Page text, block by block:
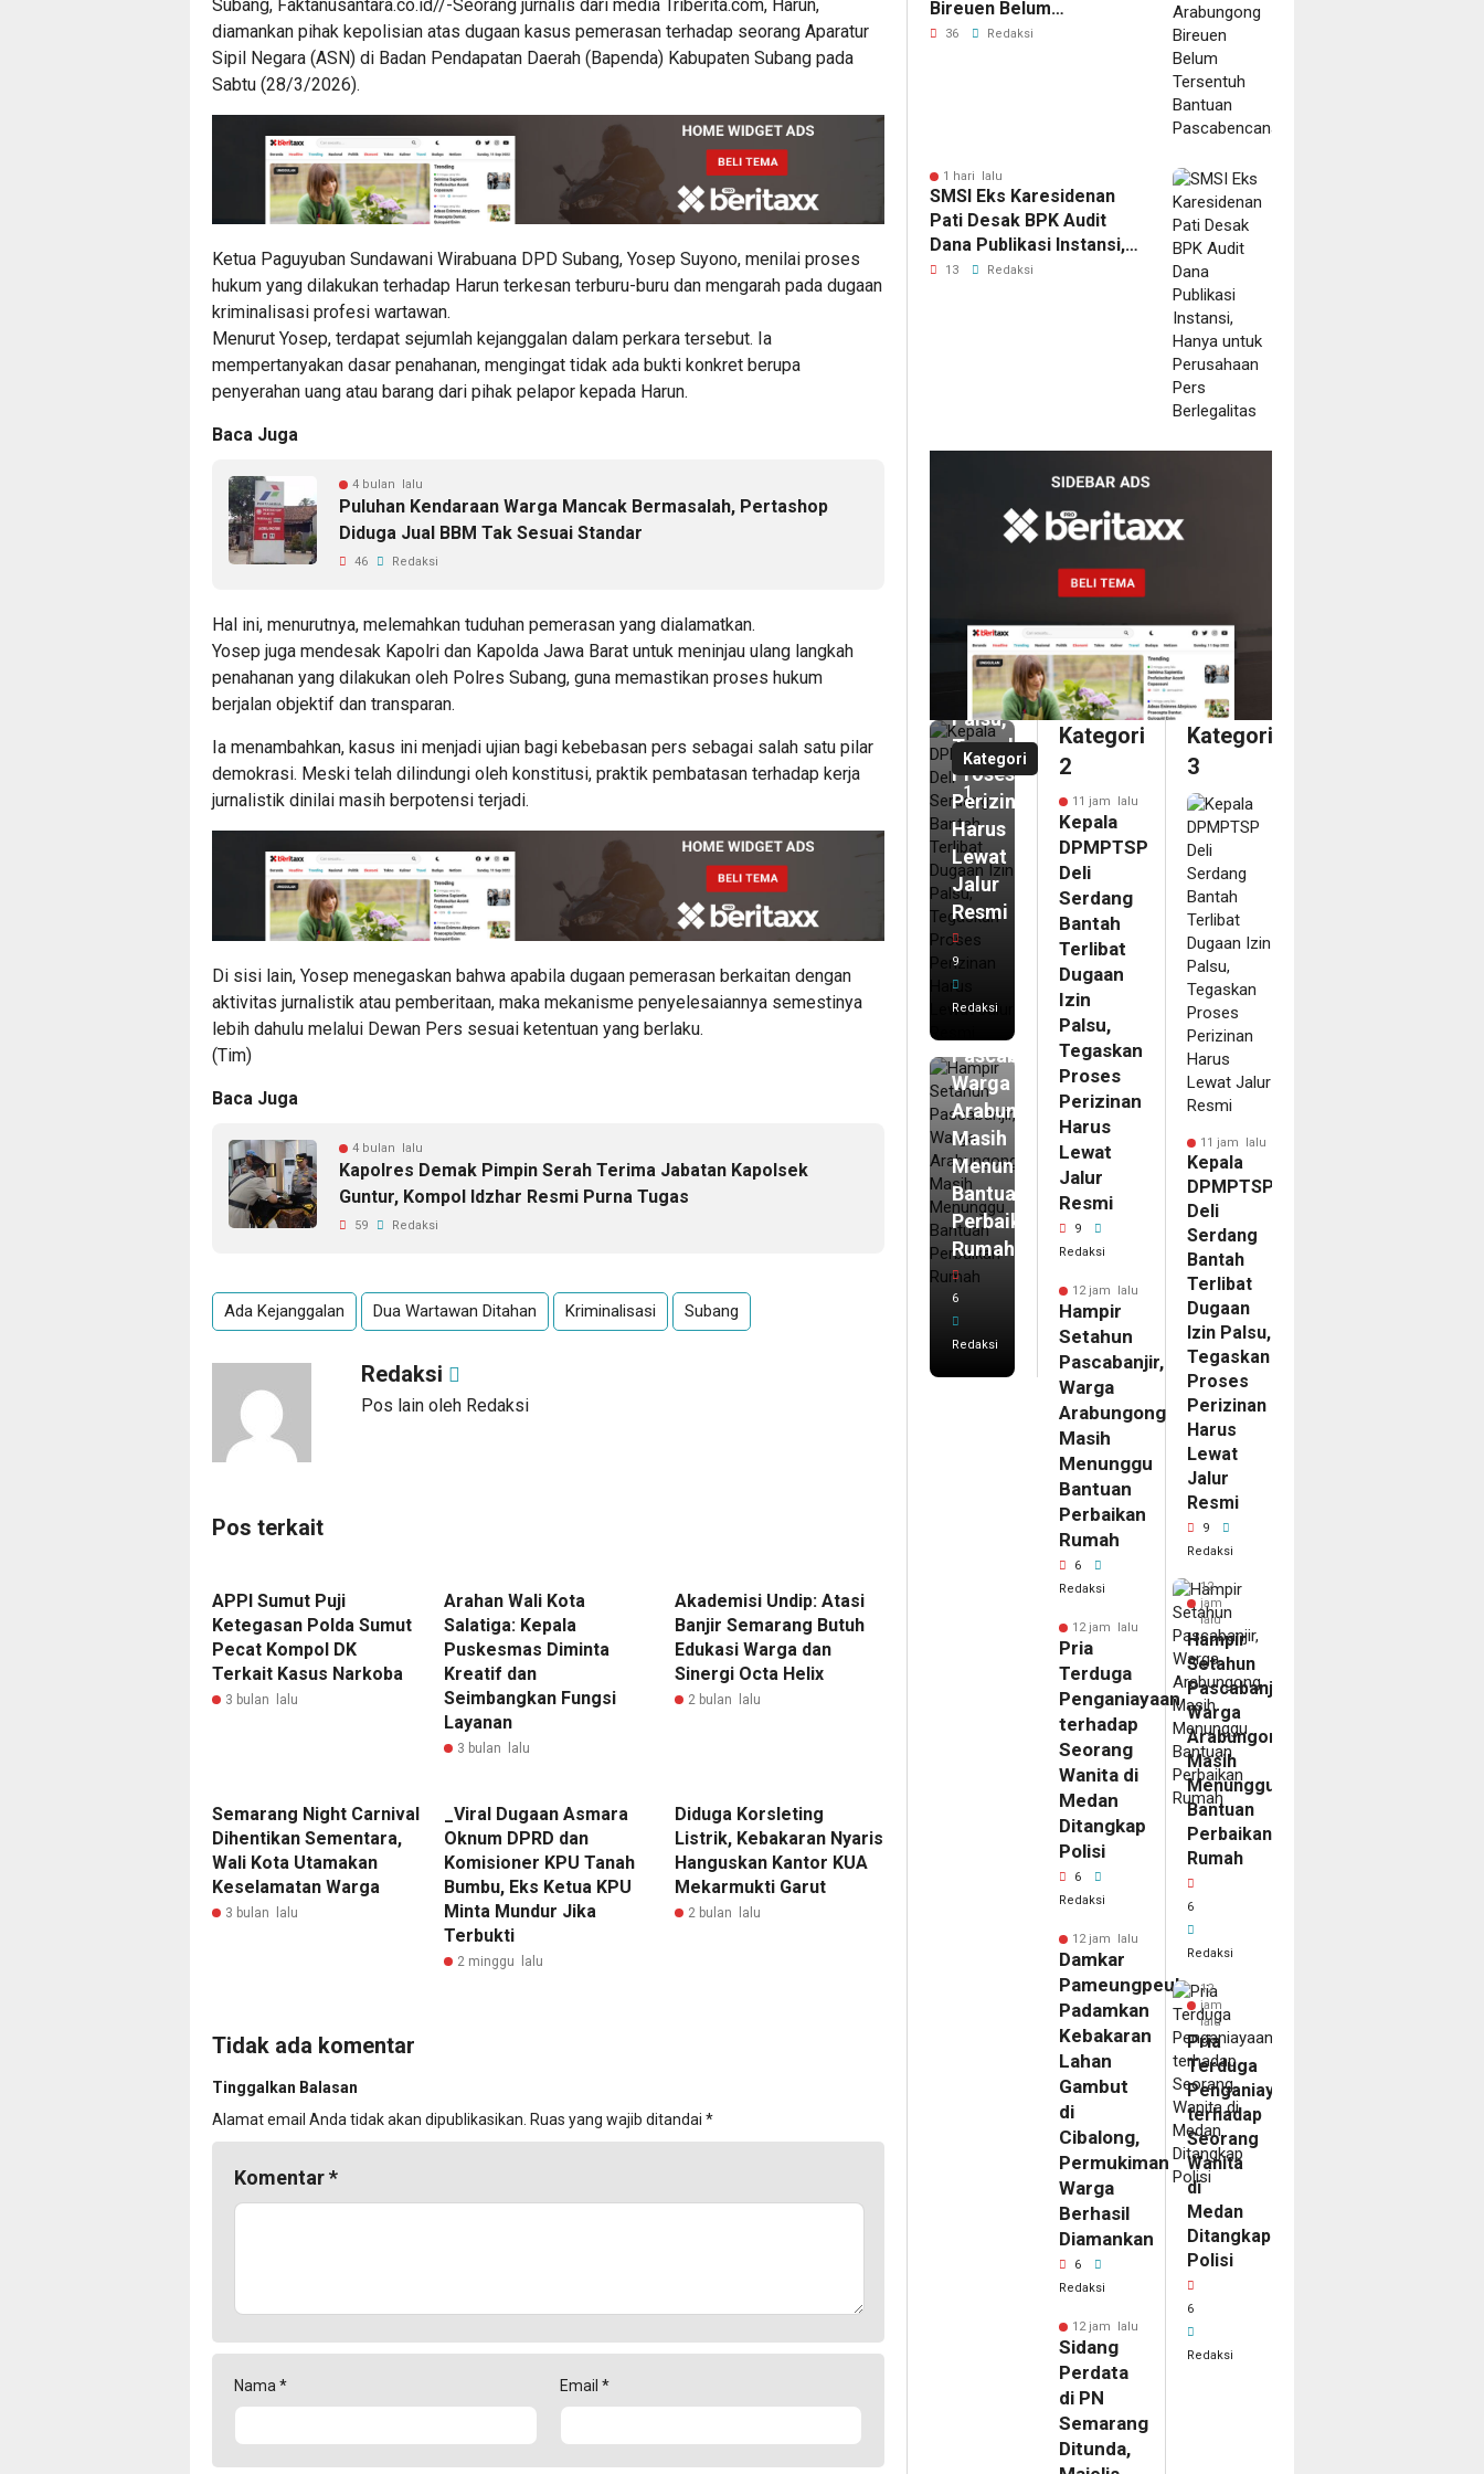
Subang, Faktanusantara.co.id//-Seorang jurnalis dari media Triberita.com, Harun,
diamankan pihak kepolisian atas dugaan kasus pemerasan terhadap seorang Aparatur
Sipil Negara (ASN) di Badan Pendapatan Daerah (Bapenda) Kabupaten Subang pada
Sabtu (28/3/2026).
Ketua Paguyuban Sundawani Wirabuana DPD Subang, Yosep Suyono, menilai proses
hukum yang dilakukan terhadap Harun terkesan terburu-buru dan mengarah pada dugaan
kriminalisasi profesi wartawan.
Menurut Yosep, terdapat sejumlah kejanggalan dalam perkara tersebut. Ia
mempertanyakan dasar penahanan, mengingat tidak ada bukti konkret berupa
penyerahan uang atau barang dari pihak pelapor kepada Harun.
Baca Juga
4 bulan lalu
Puluhan Kendaraan Warga Mancak Bermasalah, Pertashop
Diduga Jual BBM Tak Sesuai Standar
46 Redaksi
Hal ini, menurutnya, melemahkan tuduhan pemerasan yang dialamatkan.
Yosep juga mendesak Kapolri dan Kapolda Jawa Barat untuk meninjau ulang langkah
penahanan yang dilakukan oleh Polres Subang, guna memastikan proses hukum
berjalan objektif dan transparan.
Ia menambahkan, kasus ini menjadi ujian bagi kebebasan pers sebagai salah satu pilar
demokrasi. Meski telah dilindungi oleh konstitusi, praktik pembatasan terhadap kerja
jurnalistik dinilai masih berpotensi terjadi.
Di sisi lain, Yosep menegaskan bahwa apabila dugaan pemerasan berkaitan dengan
aktivitas jurnalistik atau pemberitaan, maka mekanisme penyelesaiannya semestinya
lebih dahulu melalui Dewan Pers sesuai ketentuan yang berlaku.
(Tim)
Baca Juga
4 bulan lalu
Kapolres Demak Pimpin Serah Terima Jabatan Kapolsek
Guntur, Kompol Idzhar Resmi Purna Tugas
59 Redaksi
Ada Kejanggalan Dua Wartawan Ditahan Kriminalisasi Subang
Redaksi
Pos lain oleh Redaksi
Pos terkait
APPI Sumut Puji
Ketegasan Polda Sumut
Pecat Kompol DK
Terkait Kasus Narkoba
3 bulan lalu
Arahan Wali Kota
Salatiga: Kepala
Puskesmas Diminta
Kreatif dan
Seimbangkan Fungsi
Layanan
3 bulan lalu
Akademisi Undip: Atasi
Banjir Semarang Butuh
Edukasi Warga dan
Sinergi Octa Helix
2 bulan lalu
Semarang Night Carnival
Dihentikan Sementara,
Wali Kota Utamakan
Keselamatan Warga
3 bulan lalu
_Viral Dugaan Asmara
Oknum DPRD dan
Komisioner KPU Tanah
Bumbu, Eks Ketua KPU
Minta Mundur Jika
Terbukti
2 minggu lalu
Diduga Korsleting
Listrik, Kebakaran Nyaris
Hanguskan Kantor KUA
Mekarmukti Garut
2 bulan lalu
Tidak ada komentar
Tinggalkan Balasan
Alamat email Anda tidak akan dipublikasikan. Ruas yang wajib ditandai *
Komentar*
Nama * Email *
Bireuen Belum
Tersentuh Bantuan
36 Redaksi
1 hari lalu
SMSI Eks Karesidenan
Pati Desak BPK Audit
Dana Publikasi Instansi,
Hanya untuk Perusahaan
13 Redaksi
Kategori
1
DPMPTSP
Terlibat
Dugaan
Izin
Palsu,
Tegaskan
Proses
Perizinan
Harus
Lewat
Jalur
Resmi
9
Redaksi
12
jam
Hampir
Setahun
Pascabanjir,
Warga
Arabungong
Masih
Menunggu
Bantuan
Perbaikan
Rumah
6
Redaksi
Kategori
2
11 jam lalu
Kepala
DPMPTSP
Deli
Serdang
Bantah
Terlibat
Dugaan
Izin
Palsu,
Tegaskan
Proses
Perizinan
Harus
Lewat
Jalur
Resmi
9
Redaksi
12 jam lalu
Hampir
Setahun
Pascabanjir,
Warga
Arabungong
Masih
Menunggu
Bantuan
Perbaikan
Rumah
6
Redaksi
12 jam lalu
Pria
Terduga
Penganiayaan
terhadap
Seorang
Wanita di
Medan
Ditangkap
Polisi
6
Redaksi
12 jam lalu
Damkar
Pameungpeuk
Padamkan
Kebakaran
Lahan
Gambut
di
Cibalong,
Permukiman
Warga
Berhasil
Diamankan
6
Redaksi
12 jam lalu
Sidang
Perdata
di PN
Semarang
Ditunda,
Kategori
3
11 jam lalu
Kepala
DPMPTSP
Deli
Serdang
Bantah
Terlibat
Dugaan
Izin Palsu,
Tegaskan
Proses
Perizinan
Harus
Lewat
Jalur
Resmi
9
Redaksi
12
jam
lalu
Hampir
Setahun
Pascabanjir,
Warga
Arabungong
Masih
Menunggu
Bantuan
Perbaikan
Rumah
6
Redaksi
12
jam
lalu
Pria
Terduga
Penganiayaan
terhadap
Seorang
Wanita
di
Medan
Ditangkap
Polisi
6
Redaksi